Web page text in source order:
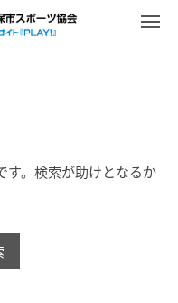
メ
す。検索が助けとなるか
ュ
ー